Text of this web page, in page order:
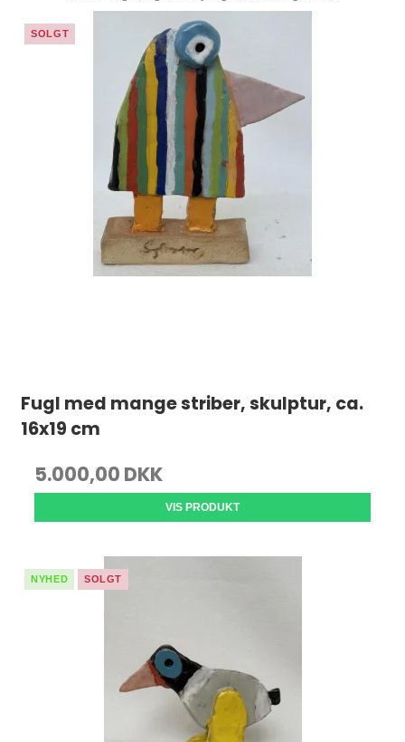
SOLGT
Fugl med mange striber, skulptur, ca.
16x19 cm
5.000,00 DKK
VIS PRODUKT
NYHED SOLGT